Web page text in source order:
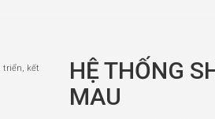
triển, kết
HỆ THỐNG
MAU